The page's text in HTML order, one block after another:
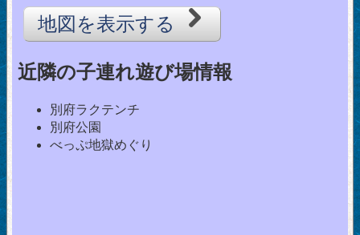
地図を表示する
近隣の子連れ遊び場情報
別府ラクテンチ
別府公園
べっぷ地獄めぐり